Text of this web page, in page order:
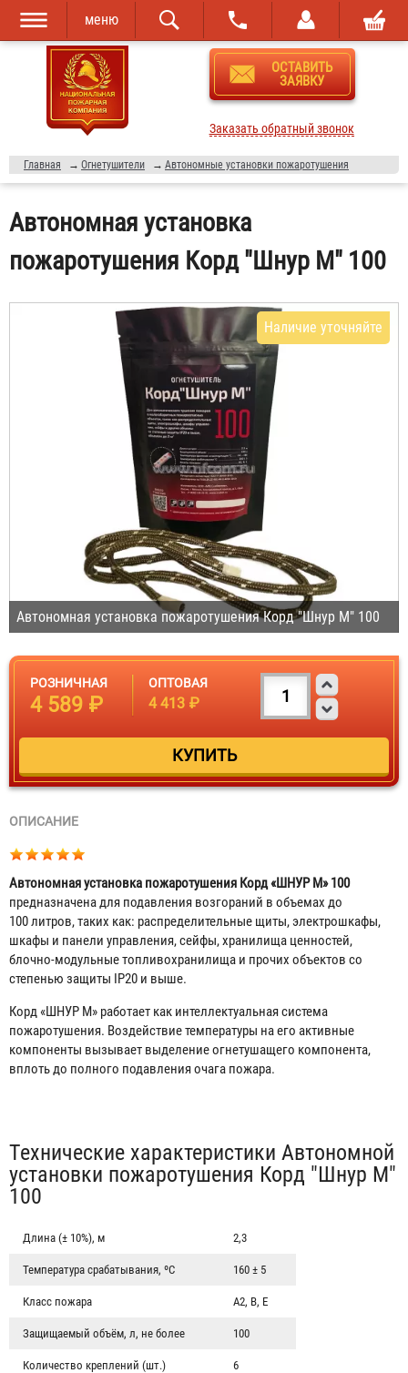
Перейти к
основному
содержанию
Skip to
navigation
меню
ОСТАВИТЬ
ЗАЯВКУ
Заказать обратный звонок
Главная → Огнетушители → Автономные установки пожаротушения
Автономная установка
пожаротушения Корд "Шнур М" 100
Автономная установка пожаротушения Корд "Шнур М" 100
Наличие уточняйте
РОЗНИЧНАЯ
4 589 ₽
ОПТОВАЯ
4 413 ₽
ОПИСАНИЕ
Автономная установка пожаротушения Корд «ШНУР М» 100
предназначена для подавления возгораний в объемах до
100 литров, таких как: распределительные щиты, электрошкафы,
шкафы и панели управления, сейфы, хранилища ценностей,
блочно-модульные топливохранилища и прочих объектов со
степенью защиты ІР20 и выше.
Корд «ШНУР М» работает как интеллектуальная система
пожаротушения. Воздействие температуры на его активные
компоненты вызывает выделение огнетушащего компонента,
вплоть до полного подавления очага пожара.
Табы
Технические характеристики Автономной
установки пожаротушения Корд "Шнур М"
100
Длина (± 10%), м 2,3
Температура срабатывания, ºС 160 ± 5
Класс пожара А2, В, Е
Защищаемый объём, л, не более 100
Количество креплений (шт.) 6